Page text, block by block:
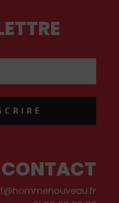
CONTACT